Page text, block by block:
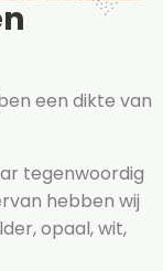
een dikte van
tegenwoordig
hebben wij
opaal, wit,